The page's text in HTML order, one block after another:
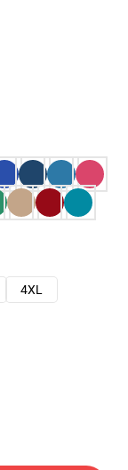
4XL